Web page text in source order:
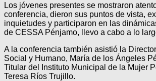
Los jóvenes presentes se mostraron
conferencia, dieron sus puntos de vista,
inquietudes y participaron en las
de CESSA Pénjamo, llevo a cabo a lo
A la conferencia también asistió la
Social y Humano, María de los Ángeles
Titular del Instituto Municipal de la Mujer
Teresa Ríos Trujillo.